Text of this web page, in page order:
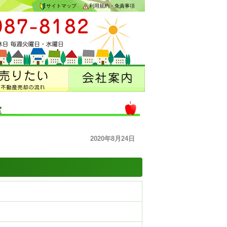
利用規約・免責事項
サイトマップ
2020年8月24日